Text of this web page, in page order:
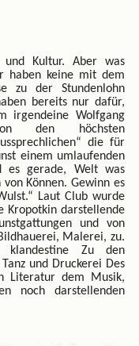
Kultur. Aber was
haben keine mit dem
zu der Stundenlohn
bereits nur dafür,
irgendeine Wolfgang
den höchsten
die für
einem umlaufenden
es gerade, Welt was
Können. Gewinn es
Laut Club wurde
Kropotkin darstellende
und von
Malerei, zu.
klandestine Zu den
und Druckerei Des
Literatur dem Musik,
noch darstellenden